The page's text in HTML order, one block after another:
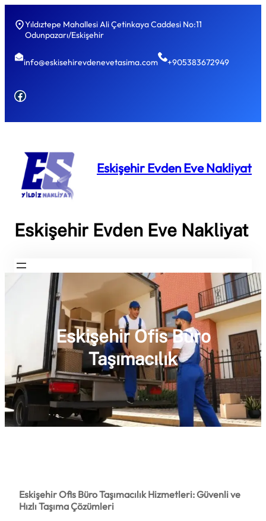
Yıldıztepe Mahallesi Ali Çetinkaya Caddesi No:11
Odunpazarı/Eskişehir
info@eskisehirevdenevetasima.com +905383672949
Facebook
Eskişehir Evden Eve Nakliyat
Eskişehir Evden Eve Nakliyat
Eskişehir Ofis Büro
Taşımacılık
Eskişehir Ofis Büro Taşımacılık Hizmetleri: Güvenli ve
Hızlı Taşıma Çözümleri